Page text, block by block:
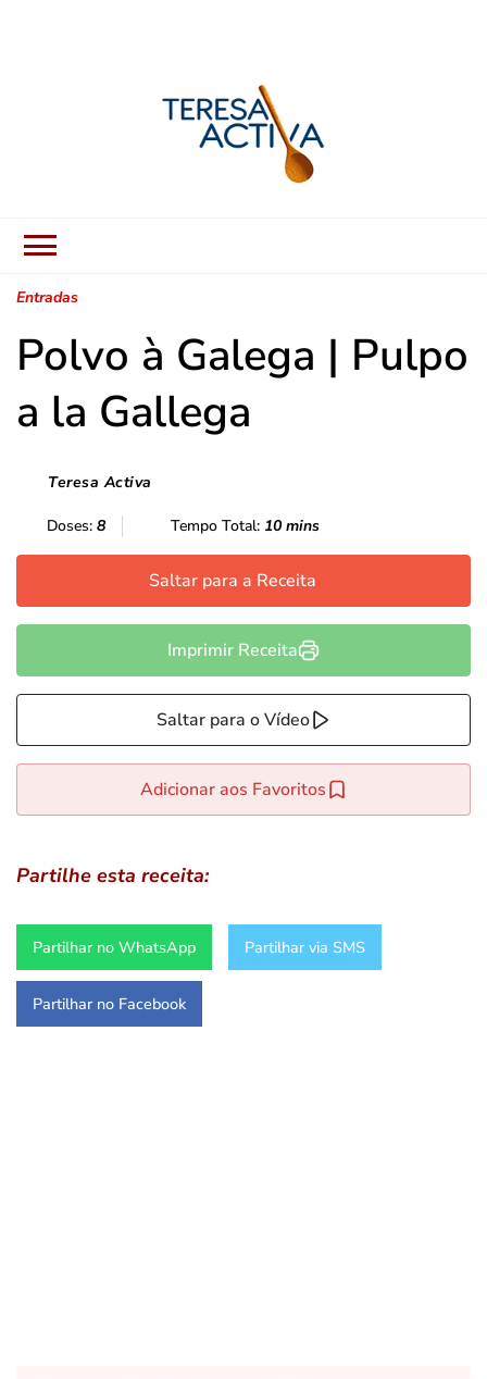
Entradas
Polvo à Galega | Pulpo
a la Gallega
Teresa Activa
Doses: 8 Tempo Total: 10 mins
Saltar para a Receita
Imprimir Receita
Saltar para o Vídeo
Adicionar aos Favoritos
Partilhe esta receita:
Partilhar no WhatsApp Partilhar via SMS
Partilhar no Facebook